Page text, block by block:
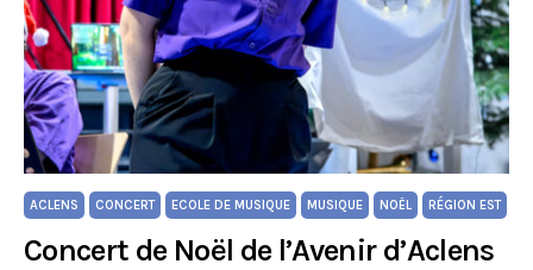
ACLENS CONCERT ECOLE DE MUSIQUE MUSIQUE NOËL RÉGION EST
Concert de Noël de l’Avenir d’Aclens